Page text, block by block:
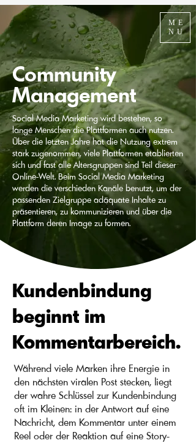
ME
NU
Community
Management
Social Media Marketing wird bestehen, so
lange Menschen die Plattformen auch nutzen.
Über die letzten Jahre hat die Nutzung extrem
stark zugenommen, viele Plattformen etablierten
sich und fast alle Altersgruppen sind Teil dieser
Online-Welt. Beim Social Media Marketing
werden die verschieden Kanäle benutzt, um der
passenden Zielgruppe adäquate Inhalte zu
präsentieren, zu kommunizieren und über die
Plattform deren Image zu formen.
Kundenbindung
beginnt im
Kommentarbereich.
Während viele Marken ihre Energie in
den nächsten viralen Post stecken, liegt
der wahre Schlüssel zur Kundenbindung
oft im Kleinen: in der Antwort auf eine
Nachricht, dem Kommentar unter einem
Reel oder der Reaktion auf eine Story-